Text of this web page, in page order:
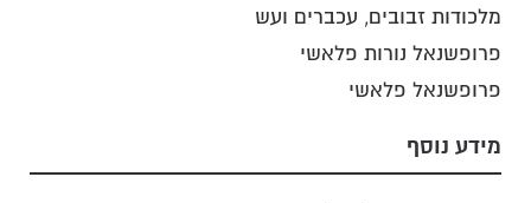
מלכודות זבובים, עכברים ועש
פרופשנאל נורות פלאשי
פרופשנאל פלאשי
מידע נוסף